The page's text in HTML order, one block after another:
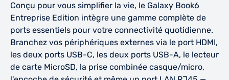
Conçu pour vous simplifier la vie, le Galaxy Book6
Entreprise Edition intègre une gamme complète de
ports essentiels pour votre connectivité quotidienne.
Branchez vos périphériques externes via le port HDMI,
les deux ports USB-C, les deux ports USB-A, le lecteur
de carte MicroSD, la prise combinée casque/micro,